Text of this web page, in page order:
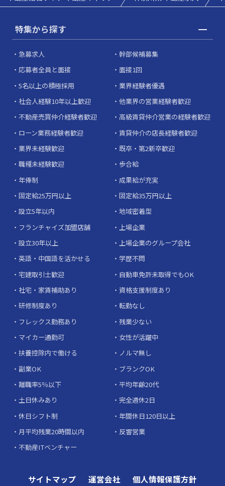
特集から探す
急募求人
幹部候補募集
応募者全員と面接
面接1回
5名以上の積極採用
業界経験者優遇
社会人経験10年以上歓迎
他業界の営業経験者歓迎
不動産売買仲介経験者歓迎
高級賃貸仲介営業の経験者歓迎
ローン業務経験者歓迎
賃貸仲介の店長経験者歓迎
業界未経験歓迎
既卒・第2新卒歓迎
職種未経験歓迎
歩合給
年俸制
成果給が充実
固定給25万円以上
固定給35万円以上
設立5年以内
地域密着型
フランチャイズ加盟店舗
上場企業
設立30年以上
上場企業のグループ会社
英語・中国語を活かせる
学歴不問
宅建取引士歓迎
自動車免許未取得でもOK
社宅・家賃補助あり
資格支援制度あり
研修制度あり
転勤なし
フレックス勤務あり
残業少ない
マイカー通勤可
女性が活躍中
扶養控除内で働ける
ノルマ無し
副業OK
ブランクOK
離職率5％以下
平均年齢20代
土日休みあり
完全週休2日
休日シフト制
年間休日120日以上
月平均残業20時間以内
反響営業
不動産ITベンチャー
サイトマップ 運営会社 個人情報保護方針